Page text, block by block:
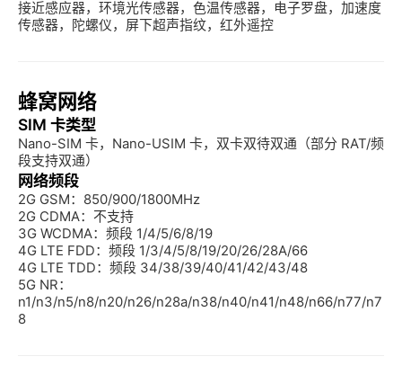
接近感应器，环境光传感器，色温传感器，电子罗盘，加速度
传感器，陀螺仪，屏下超声指纹，红外遥控
蜂窝网络
SIM 卡类型
Nano-SIM 卡，Nano-USIM 卡，双卡双待双通（部分 RAT/频
段支持双通）
网络频段
2G GSM：850/900/1800MHz
2G CDMA：不支持
3G WCDMA：频段 1/4/5/6/8/19
4G LTE FDD：频段 1/3/4/5/8/19/20/26/28A/66
4G LTE TDD：频段 34/38/39/40/41/42/43/48
5G NR：
n1/n3/n5/n8/n20/n26/n28a/n38/n40/n41/n48/n66/n77/n7
8